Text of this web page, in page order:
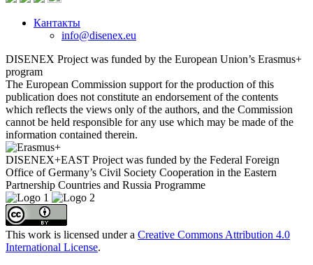
Кантакты
info@disenex.eu
DISENEX Project was funded by the European Union’s Erasmus+
program
The European Commission support for the production of this
publication does not constitute an endorsement of the contents
which reflects the views only of the authors, and the Commission
cannot be held responsible for any use which may be made of the
information contained therein.
DISENEX+EAST Project was funded by the Federal Foreign
Office of Germany’s Civil Society Cooperation in the Eastern
Partnership Countries and Russia Programme
This work is licensed under a Creative Commons Attribution 4.0
International License.